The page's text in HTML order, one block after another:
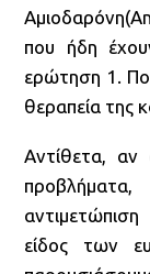
που ήδη
ερώτηση 1.
θεραπεία της
Αντίθετα, αν
είδος των